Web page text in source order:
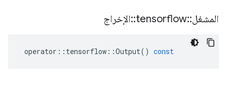
المشغل::
tensorflow
::الإخراج
operator :: tensorflow ::Output() const